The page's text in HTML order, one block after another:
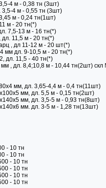
4 м - 0,38 тн (3шт)
3,5-4 м - 0,55 тн (3шт)
м - 0,24 тн(1шт)
м - 20 тн(*)
7,5-13 м - 16 тн(*)
11,5 м - 20 тн(*)
, дл 11-12 м - 20 шт(*)
мм дл. 9-10,5 м - 20 тн(*)
дл. 11,5 - 40 тн(*)
мм , дл. 8,4;10,8 м - 10,44 тн(2шт)
мм, дл. 3,65-4,4 м - 0,4 тн(11шт)
мм, дл. 5,5 м - 0,15 тн(2шт)
мм, дл. 3,5-5 м - 0,93 тн(8шт)
мм. дл. 3-5 м - 1,28 тн(13шт)
- 10 тн
- 10 тн
- 10 тн
- 10 тн
- 10 тн
- 10 тн